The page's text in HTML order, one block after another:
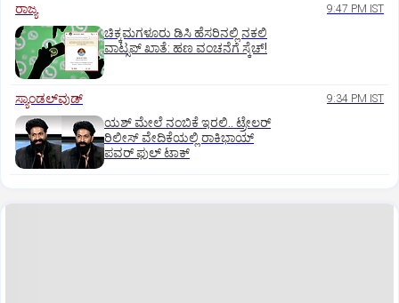
ರಾಜ್ಯ 9:47 PM IST
ಚಿಕ್ಕಮಗಳೂರು ಡಿಸಿ ಹೆಸರಿನಲ್ಲಿ ನಕಲಿ
ವಾಟ್ಸಪ್ ಖಾತೆ: ಹಣ ವಂಚನೆಗೆ ಸ್ಕೆಚ್!
ಸ್ಯಾಂಡಲ್‌ವುಡ್‌ 9:34 PM IST
ಯಶ್‌ ಮೇಲೆ ನಂಬಿಕೆ ಇರಲಿ.. ಟ್ರೇಲರ್‌
ರಿಲೀಸ್‌ ವೇದಿಕೆಯಲ್ಲಿ ರಾಕಿಭಾಯ್‌
ಪವರ್‌ ಫುಲ್‌ ಟಾಕ್